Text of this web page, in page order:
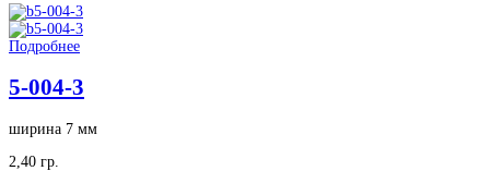
Подробнее
5-004-3
ширина 7 мм
2,40 гр.